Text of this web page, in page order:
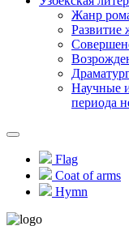
Жанр
Развитие
Научные
периода
Flag
Coat of arms
Hymn